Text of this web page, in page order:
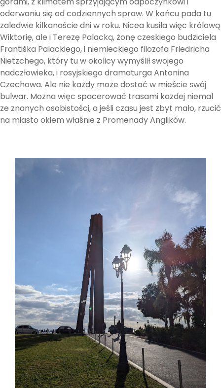
oderwaniu się od codziennych spraw. W końcu pada tu
zaledwie kilkanaście dni w roku. Nicea kusiła więc królową
Wiktorię, ale i Terezę Palacką, żonę czeskiego budziciela
Františka Palackiego, i niemieckiego filozofa Friedricha
Nietzchego, który tu w okolicy wymyślił swojego
nadczłowieka, i rosyjskiego dramaturga Antonina
Czechowa. Ale nie każdy może dostać w mieście swój
bulwar. Można więc spacerować trasami każdej niemal
ze znanych osobistości, a jeśli czasu jest zbyt mało, rzucić
na miasto okiem właśnie z Promenady Anglików.